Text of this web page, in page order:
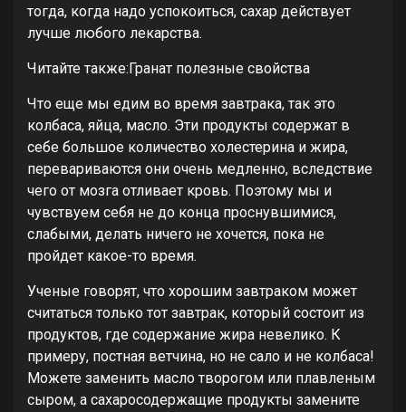
тогда, когда надо успокоиться, сахар действует
лучше любого лекарства.
Читайте также:Гранат полезные свойства
Что еще мы едим во время завтрака, так это
колбаса, яйца, масло. Эти продукты содержат в
себе большое количество холестерина и жира,
перевариваются они очень медленно, вследствие
чего от мозга отливает кровь. Поэтому мы и
чувствуем себя не до конца проснувшимися,
слабыми, делать ничего не хочется, пока не
пройдет какое-то время.
Ученые говорят, что хорошим завтраком может
считаться только тот завтрак, который состоит из
продуктов, где содержание жира невелико. К
примеру, постная ветчина, но не сало и не колбаса!
Можете заменить масло творогом или плавленым
сыром, а сахаросодержащие продукты замените